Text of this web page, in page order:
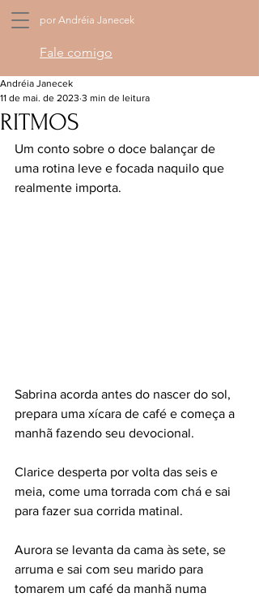
por Andréia Janecek
Fale comigo
RITMOS
Andréia Janecek
11 de mai. de 2023 3 min de leitura
Um conto sobre o doce balançar de
uma rotina leve e focada naquilo que
realmente importa.
Sabrina acorda antes do nascer do sol,
prepara uma xícara de café e começa a
manhã fazendo seu devocional.
Clarice desperta por volta das seis e
meia, come uma torrada com chá e sai
para fazer sua corrida matinal.
Aurora se levanta da cama às sete, se
arruma e sai com seu marido para
tomarem um café da manhã numa